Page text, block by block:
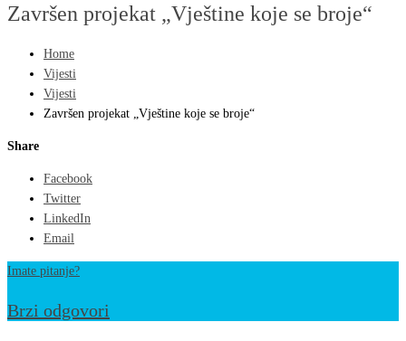
Završen projekat „Vještine koje se broje“
Home
Vijesti
Vijesti
Završen projekat „Vještine koje se broje“
Share
Facebook
Twitter
LinkedIn
Email
Imate pitanje?
Brzi odgovori